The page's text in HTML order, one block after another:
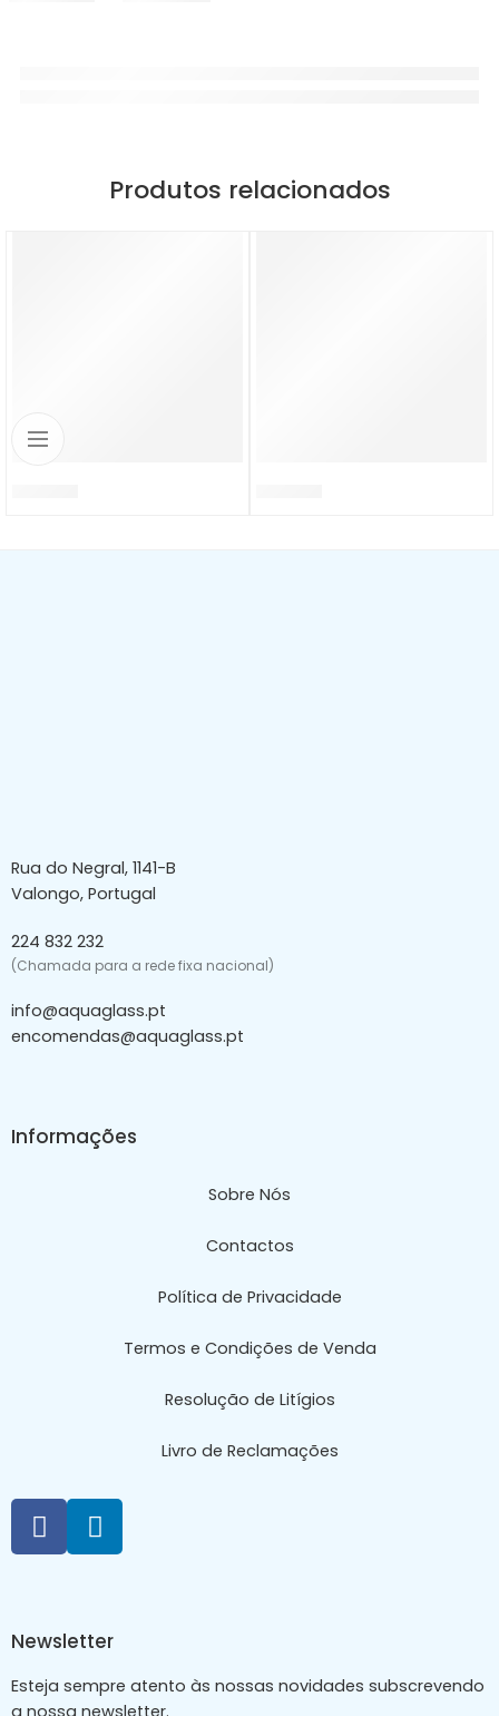
Produtos relacionados
Rua do Negral, 1141-B
Valongo, Portugal
224 832 232
(Chamada para a rede fixa nacional)
info@aquaglass.pt
encomendas@aquaglass.pt
Informações
Sobre Nós
Contactos
Política de Privacidade
Termos e Condições de Venda
Resolução de Litígios
Livro de Reclamações
Newsletter
Esteja sempre atento às nossas novidades subscrevendo